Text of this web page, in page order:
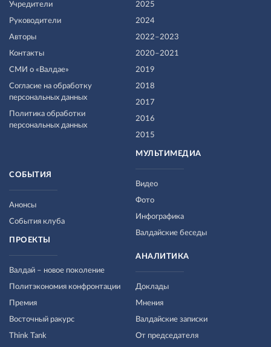
Учредители
Руководители
Авторы
Контакты
СМИ о «Валдае»
Согласие на обработку
персональных данных
Политика обработки
персональных данных
2025
2024
2022–2023
2020–2021
2019
2018
2017
2016
2015
МУЛЬТИМЕДИА
Видео
Фото
Инфографика
Валдайские беседы
СОБЫТИЯ
Анонсы
События клуба
ПРОЕКТЫ
Валдай – новое поколение
Политэкономия конфронтации
Премия
Восточный ракурс
Think Tank
АНАЛИТИКА
Доклады
Мнения
Валдайские записки
От председателя